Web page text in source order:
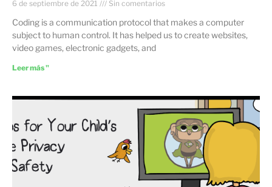
6 de septiembre de 2021 Sin comentarios
Coding is a communication protocol that makes a computer
subject to human control. It has helped us to create websites,
video games, electronic gadgets, and
Leer más "